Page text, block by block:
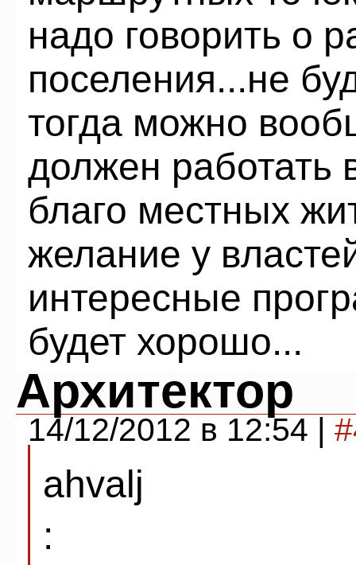
надо говорить о
поселения...не
тогда можно
должен работать
благо местных
желание у
интересные
будет хорошо...
Архитектор
14/12/2012 в 12:54 |
ahvalj
: